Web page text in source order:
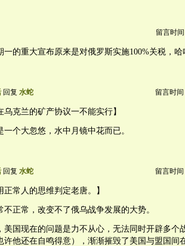
留言时间
一的重大宣布原来是对俄罗斯实施100%关税，哈
回复 水蛇 留言时间
乌克兰的矿产协议一不能实行】
一个大忽悠，水中月镜中花而已。
回复 水蛇 留言时间
正常人的思维判定老唐。】
不正常，改变不了俄乌战争发展的大势。
美国现在的问题是力不从心，无法同时开辟多个
许他还在自鸣得意），渐渐摧毁了美国与盟国间